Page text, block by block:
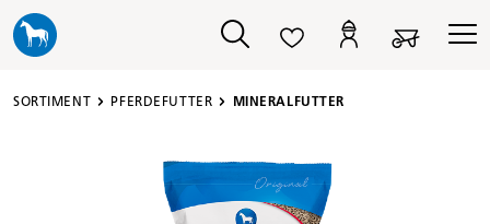
springen
SORTIMENT PFERDEFUTTER MINERALFUTTER
Bildergalerie überspringen